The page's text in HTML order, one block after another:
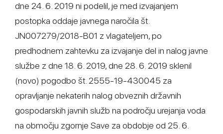
dne 24. 6. 2019 ni podelil, je med izvajanjem
postopka oddaje javnega naročila št.
JN007279/2018-B01 z vlagateljem, po
predhodnem zahtevku za izvajanje del in nalog javne
službe z dne 18. 6. 2019, dne 28. 6. 2019 sklenil
(novo) pogodbo št. 2555-19-430045 za
opravljanje nekaterih nalog obveznih državnih
gospodarskih javnih služb na področju urejanja voda
na območju zgornje Save za obdobje od 25. 6.